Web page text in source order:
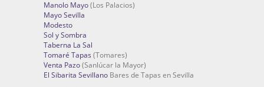
Manolo Mayo(Los Palacios)
Mayo Sevilla
Modesto
Sol y Sombra
Taberna La Sal
Tomaré Tapas (Tomares)
Venta Pazo(Sanlúcar la Mayor)
El Sibarita Sevillano Bares de Tapas en Sevilla